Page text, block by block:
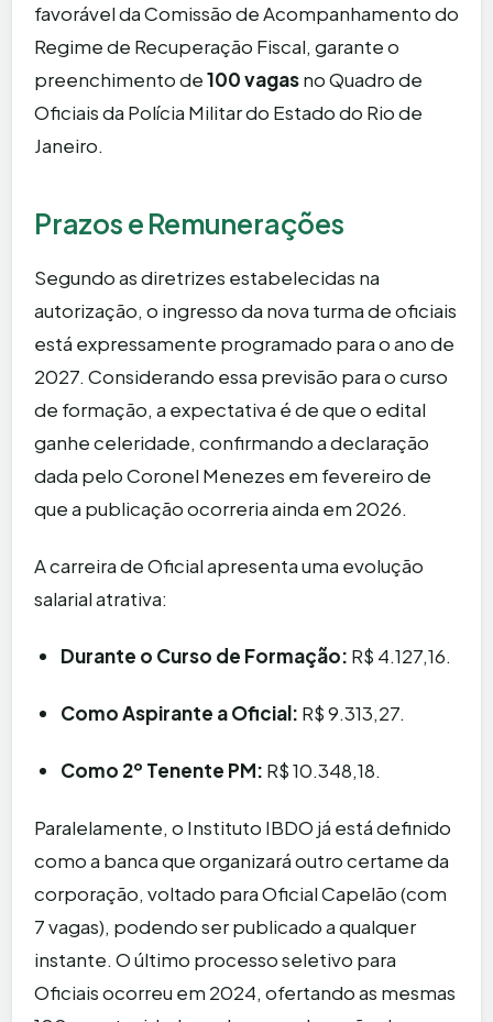
favorável da Comissão de Acompanhamento do
Regime de Recuperação Fiscal, garante o
preenchimento de100 vagasno Quadro de
Oficiais da Polícia Militar do Estado do Rio de
Janeiro.
Prazos e Remunerações
Segundo as diretrizes estabelecidas na
autorização, o ingresso da nova turma de oficiais
está expressamente programado para o ano de
2027. Considerando essa previsão para o curso
de formação, a expectativa é de que o edital
ganhe celeridade, confirmando a declaração
dada pelo Coronel Menezes em fevereiro de
que a publicação ocorreria ainda em 2026.
A carreira de Oficial apresenta uma evolução
salarial atrativa:
Durante o Curso de Formação: R$ 4.127,16.
Como Aspirante a Oficial: R$ 9.313,27.
Como 2º Tenente PM: R$ 10.348,18.
Paralelamente, o Instituto IBDO já está definido
como a banca que organizará outro certame da
corporação, voltado para Oficial Capelão (com
7 vagas), podendo ser publicado a qualquer
instante. O último processo seletivo para
Oficiais ocorreu em 2024, ofertando as mesmas